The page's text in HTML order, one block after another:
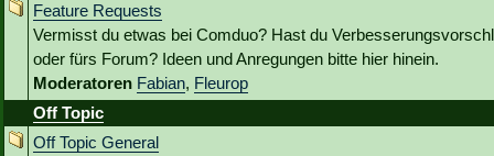
Feature Requests
Vermisst du etwas bei Comduo? Hast du
oder fürs Forum? Ideen und Anregungen bitte hier hinein.
Moderatoren Fabian, Fleurop
Off Topic
Off Topic General